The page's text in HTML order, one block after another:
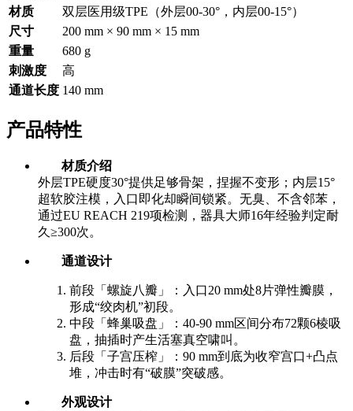
材质
双层医用级TPE（外层00-30°，内层00-15°）
尺寸
200 mm × 90 mm × 15 mm
重量
680 g
刺激度
高
通道长度 140 mm
产品特性
材质介绍
外层TPE硬度30°提供足够骨架，捏握不变形；内层15°
超软胶注模，入口即化却瞬间锁紧。无臭、不含邻苯，
通过EU REACH 219项检测，器具大师16年经验判定耐
久≥300次。
通道设计
前段「螺旋八瓣」：入口20 mm处8片弹性瓣膜，
形成“绞肉机”初段。
中段「蜂巢吸盘」：40-90 mm区间分布72颗6棱吸
盘，抽插时产生活塞真空啸叫。
后段「子宫压榨」：90 mm到底为收窄宫口+凸点
堆，冲击时有“破膜”突破感。
外观设计